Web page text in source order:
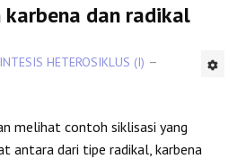
dan radikal
HETEROSIKLUS (I)
melihat contoh siklisasi yang
antara dari tipe radikal, karbena